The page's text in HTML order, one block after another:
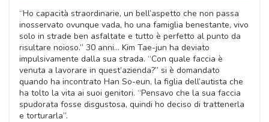
“Ho capacità straordinarie, un bell’aspetto che non passa
inosservato ovunque vada, ho una famiglia benestante, vivo
solo in strade ben asfaltate e tutto è perfetto al punto da
risultare noioso.” 30 anni… Kim Tae-jun ha deviato
impulsivamente dalla sua strada. “Con quale faccia è
venuta a lavorare in quest’azienda?” si è domandato
quando ha incontrato Han So-eun, la figlia dell’autista che
ha tolto la vita ai suoi genitori. “Pensavo che la sua faccia
spudorata fosse disgustosa, quindi ho deciso di trattenerla
e torturarla”.